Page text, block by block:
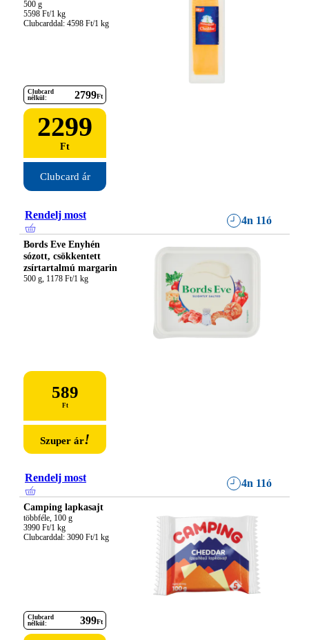
500 g
5598 Ft/1 kg
Clubcarddal: 4598 Ft/1 kg
Clubcard
nélkül:
2799Ft
2299
Ft
Clubcard ár
Rendelj most 4n 11ó
Bords Eve Enyhén
sózott, csökkentett
zsírtartalmú margarin
500 g, 1178 Ft/1 kg
589
Ft
Szuper ár!
Rendelj most 4n 11ó
Camping lapkasajt
többféle, 100 g
3990 Ft/1 kg
Clubcarddal: 3090 Ft/1 kg
Clubcard
nélkül:
399Ft